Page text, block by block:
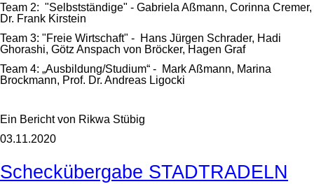
Team 2: "Selbstständige" - Gabriela Aßmann, Corinna Cremer,
Dr. Frank Kirstein
Team 3: "Freie Wirtschaft" - Hans Jürgen Schrader, Hadi
Ghorashi, Götz Anspach von Bröcker, Hagen Graf
Team 4: „Ausbildung/Studium“ - Mark Aßmann, Marina
Brockmann, Prof. Dr. Andreas Ligocki
Ein Bericht von Rikwa Stübig
03.11.2020
Scheckübergabe STADTRADELN